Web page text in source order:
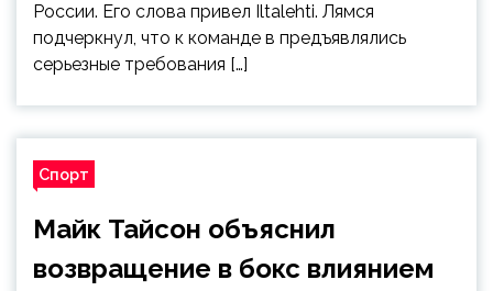
России. Его слова привел Iltalehti. Лямся
подчеркнул, что к команде в предъявлялись
серьезные требования […]
Спорт
Майк Тайсон объяснил
возвращение в бокс влиянием